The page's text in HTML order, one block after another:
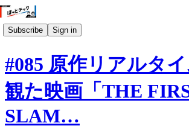
Subscribe Sign in
#085 原作リアルタ
観た映画「THE
SLAM…